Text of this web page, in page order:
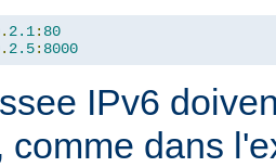
. 2.1: 80
. 2.5: 8000
IPv6
comme dans